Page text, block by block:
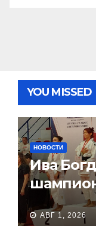
YOU MISSED
НОВОСТИ
Ива
АВГ 1, 2026